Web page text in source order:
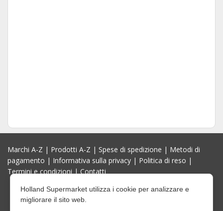
Marchi A-Z | Prodotti A-Z | Spese di spedizione | Metodi di
pagamento | Informativa sulla privacy | Politica di reso |
Termini e condizioni|Contatti
Holland Supermarket utilizza i cookie per analizzare e
migliorare il sito web.